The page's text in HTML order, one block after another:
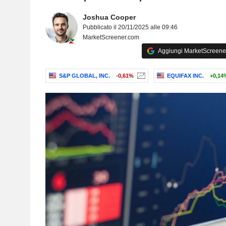
Joshua Cooper
Pubblicato il 20/11/2025 alle 09:46
MarketScreener.com
Aggiungi
S&P GLOBAL, INC. -0,61% EQUIFAX INC.